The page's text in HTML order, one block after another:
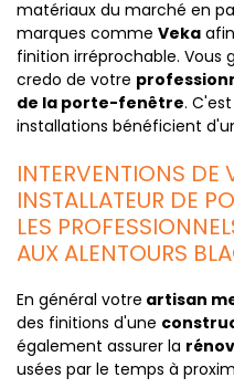
matériaux du marché en
marques comme Veka
finition irréprochable. Vous
credo de votre
de la porte-fenêtre.
installations bénéficient
INTERVENTIONS DE
INSTALLATEUR DE
LES
AUX ALENTOURS
En général votre artisan
des finitions d'une
également assurer la
usées par le temps à